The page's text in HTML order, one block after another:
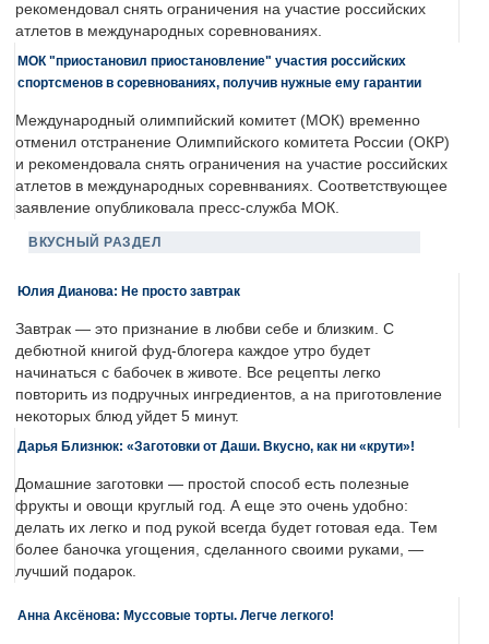
рекомендовал снять ограничения на участие российских
атлетов в международных соревнованиях.
МОК "приостановил приостановление" участия российских
спортсменов в соревнованиях, получив нужные ему гарантии
Международный олимпийский комитет (МОК) временно
отменил отстранение Олимпийского комитета России (ОКР)
и рекомендовала снять ограничения на участие российских
атлетов в международных соревнваниях. Соответствующее
заявление опубликовала пресс-служба МОК.
ВКУСНЫЙ РАЗДЕЛ
Юлия Дианова: Не просто завтрак
Завтрак — это признание в любви себе и близким. С
дебютной книгой фуд-блогера каждое утро будет
начинаться с бабочек в животе. Все рецепты легко
повторить из подручных ингредиентов, а на приготовление
некоторых блюд уйдет 5 минут.
Дарья Близнюк: «Заготовки от Даши. Вкусно, как ни «крути»!
Домашние заготовки — простой способ есть полезные
фрукты и овощи круглый год. А еще это очень удобно:
делать их легко и под рукой всегда будет готовая еда. Тем
более баночка угощения, сделанного своими руками, —
лучший подарок.
Анна Аксёнова: Муссовые торты. Легче легкого!